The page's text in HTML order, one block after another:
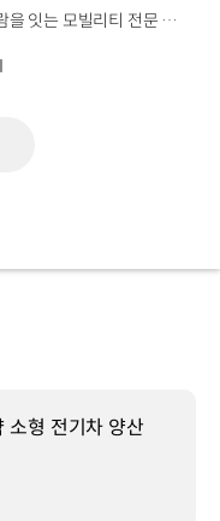
세상을 바꿀 기술과 사람을 잇는 모빌리티 전문 팟캐스트, 현대진행형. 🔊 과학커뮤니케이터 이독실, 여도은 앵커,그리고 새로운 얼굴, 천문학자 우주먼지, 과학 커뮤니케이터 항성과 함께 돌아왔습니다. 열아홉 번째 에피소드에서는 우리에게 익숙한 GPS를 주제로내비게이션이 내 위치를 파악하는 기본 원리부터터널과 도심에서 GPS 정보에 오차가 발생하는 이유,그리고 자율주행 기술과 어떤 방식으로 연결되는지 살펴봅니다. 하늘의 별을 보고 길을 찾던 시대에서오늘날 GPS가 모빌리티를 움직이게 되기까지의 이야기.현대진행형 19편에서 확인해 보세요. 현대진행형 팟빵 ▶현대진행형 애플 팟캐스트 ▶현대진행형 스포티파이 ▶ 00:00 하이라이트00:24 인트로 / 자기소개02:25 별을 보며 길을 찾던 시대03:55 GPS가 내 위치를 찾는 원리05:39 내비게이션은 왜 가끔 엉뚱한 길로 갈까?08:56 어느 날 GPS가 일제히 멈춘다면?09:39 GPS가 멈추면 자율주행차는 어떻게 될까11:21 더 안전하게 길을 읽는 센서퓨전 기술12:30 자율주행 시대, 도로도 함께 진화해야 한다15:51 길을 잘 찾는 자율주행, '촉'이 생길 수 있을까?19:10 GPS가 어려워하는 '높이'를 예측하려면20:42 자율주행 시대의 고정밀 지도, 솔맵23:38 내비게이션 길 찾기 알고리즘과 새로운 기능들26:11 별자리를 찾아주는 선루프? 천문학자가 미래 자동차에 바라는 것28:30 이동 경험을 확장하는 미래 모빌리티의 역할 *본 영상에 포함된 참여자의 의견은 현대자동차그룹의 공식 입장과 다를 수 있습니다. #현대자동차그룹 #현대진행형 #모빌리티팟캐스트 #GPS #인공위성 #자율주행 #센서퓨전 #모빌리티 #팟캐스트